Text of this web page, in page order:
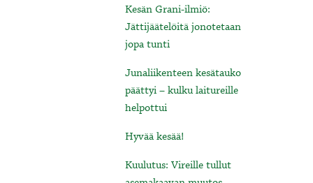
Kesän Grani-ilmiö:
Jättijäätelöitä jonotetaan
jopa tunti
Junaliikenteen kesätauko
päättyi – kulku laitureille
helpottui
Hyvää kesää!
Kuulutus: Vireille tullut